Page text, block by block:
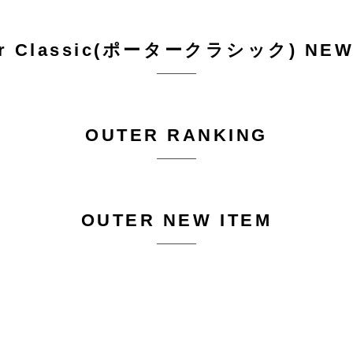
Classic(ポータークラシック)
OUTER RANKING
OUTER NEW ITEM